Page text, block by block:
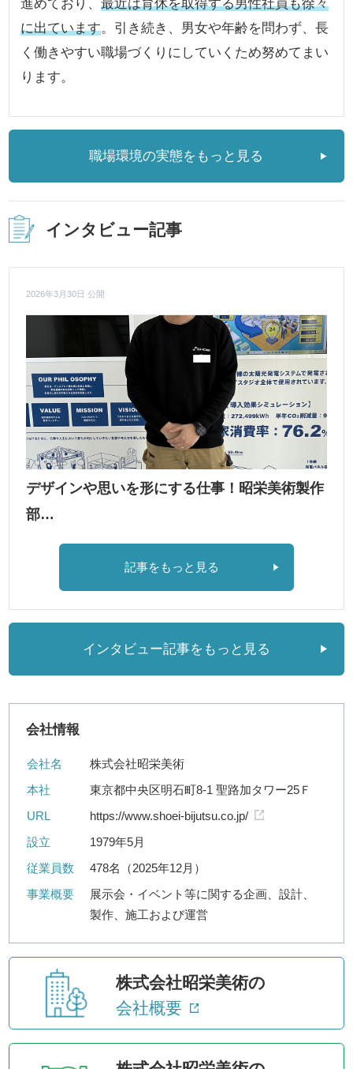
に出ています。引き続き、男女や年齢を問わず、長
く働きやすい職場づくりにしていくため努めてまい
ります。
職場環境の実態をもっと見る
インタビュー記事
2026年3月30日 公開
デザインや思いを形にする仕事！昭栄美術製作
部…
記事をもっと見る
インタビュー記事をもっと見る
会社情報
会社名
株式会社昭栄美術
本社
東京都中央区明石町8-1 聖路加タワー25Ｆ
URL
https://www.shoei-bijutsu.co.jp/
設立
1979年5月
従業員数
478名（2025年12月）
事業概要
展示会・イベント等に関する企画、設計、
製作、施工および運営
株式会社昭栄美術の
会社概要